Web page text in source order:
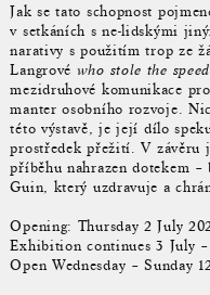
Jak se tato schopnost
v setkáních s ne-lidskými
narativy s použitím trop ze
Langrové who stole the
mezidruhové komunikace
manter osobního rozvoje.
této výstavě, je její dílo
prostředek přežití. V závěru
příběhu nahrazen dotekem
Guin, který uzdravuje a
Opening: Thursday 2 July
Exhibition continues 3 July
Open Wednesday – Sunday